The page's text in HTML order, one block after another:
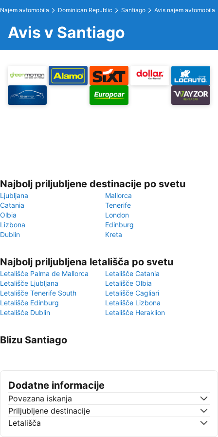
Najem avtomobila Dominican Republic Santiago Avis najem avtomobila
Avis v Santiago
Najbolj priljubljene destinacije po svetu
Ljubljana
Mallorca
Catania
Tenerife
Olbia
London
Lizbona
Edinburg
Dublin
Kreta
Najbolj priljubljena letališča po svetu
Letališče Palma de Mallorca
Letališče Catania
Letališče Ljubljana
Letališče Olbia
Letališče Tenerife South
Letališče Cagliari
Letališče Edinburg
Letališče Lizbona
Letališče Dublin
Letališče Heraklion
Blizu Santiago
Dodatne informacije
Povezana iskanja
Priljubljene destinacije
Letališča